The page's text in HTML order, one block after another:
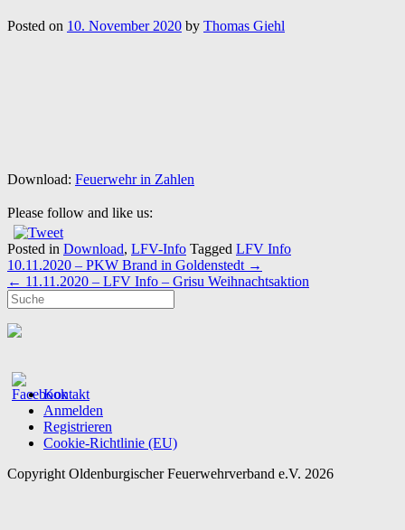
Posted on 10. November 2020 by Thomas Giehl
Download: Feuerwehr in Zahlen
Please follow and like us:
Posted in Download, LFV-Info Tagged LFV Info
Post
navigation
10.11.2020 – PKW Brand in Goldenstedt →
← 11.11.2020 – LFV Info – Grisu Weihnachtsaktion
Kontakt
Anmelden
Registrieren
Cookie-Richtlinie (EU)
Copyright Oldenburgischer Feuerwehrverband e.V. 2026